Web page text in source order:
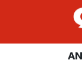
Künye
Merkez